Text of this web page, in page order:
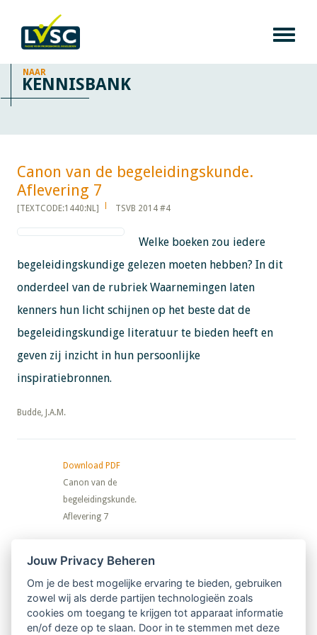
NAAR
KENNISBANK
Canon van de begeleidingskunde.
Aflevering 7​​​​​​
[TEXTCODE:1440:NL] TSVB 2014 #4
Welke boeken zou iedere
begeleidingskundige gelezen moeten hebben? In dit
onderdeel van de rubriek Waarnemingen laten
kenners hun licht schijnen op het beste dat de
begeleidingskundige literatuur te bieden heeft en
geven zij inzicht in hun persoonlijke
inspiratiebronnen.
​​​​​​​Budde, J.A.M.
Download PDF
Canon van de
begeleidingskunde.
Aflevering 7
Nieuwsbrief
Ontvang 10 x per jaar de LVSC-
relatienieuwsbrief met o.a.:
Jouw Privacy Beheren
Om je de best mogelijke ervaring te bieden, gebruiken
zowel wij als derde partijen technologieën zoals
cookies om toegang te krijgen tot apparaat informatie
en/of deze op te slaan. Door in te stemmen met deze